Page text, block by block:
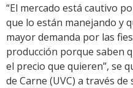
“El mercado está cautivo
que lo están manejando y
mayor demanda por las
producción porque saben
el precio que quieren”, se
de Carne (UVC) a través